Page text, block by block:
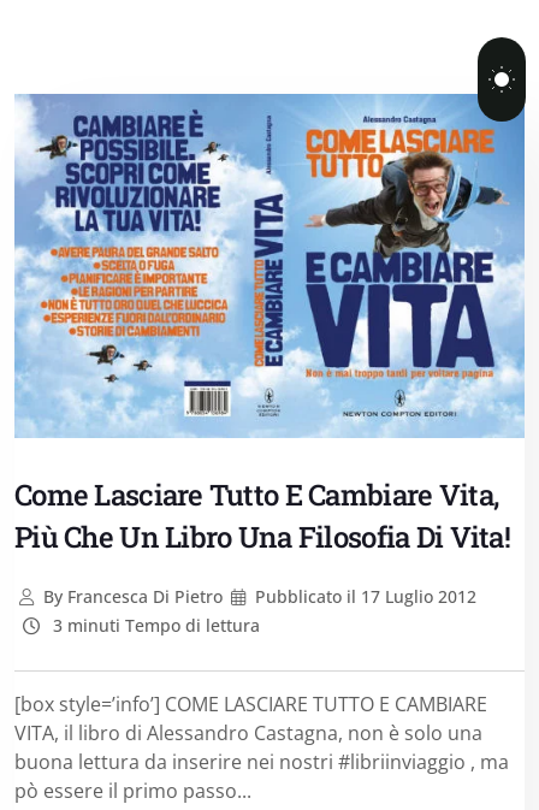
Come Lasciare Tutto E Cambiare Vita,
Più Che Un Libro Una Filosofia Di Vita!
ByFrancesca Di Pietro Pubblicato il 17 Luglio 2012
3 minuti Tempo di lettura
[box style=’info’] COME LASCIARE TUTTO E CAMBIARE
VITA, il libro di Alessandro Castagna, non è solo una
buona lettura da inserire nei nostri #libriinviaggio , ma
pò essere il primo passo...